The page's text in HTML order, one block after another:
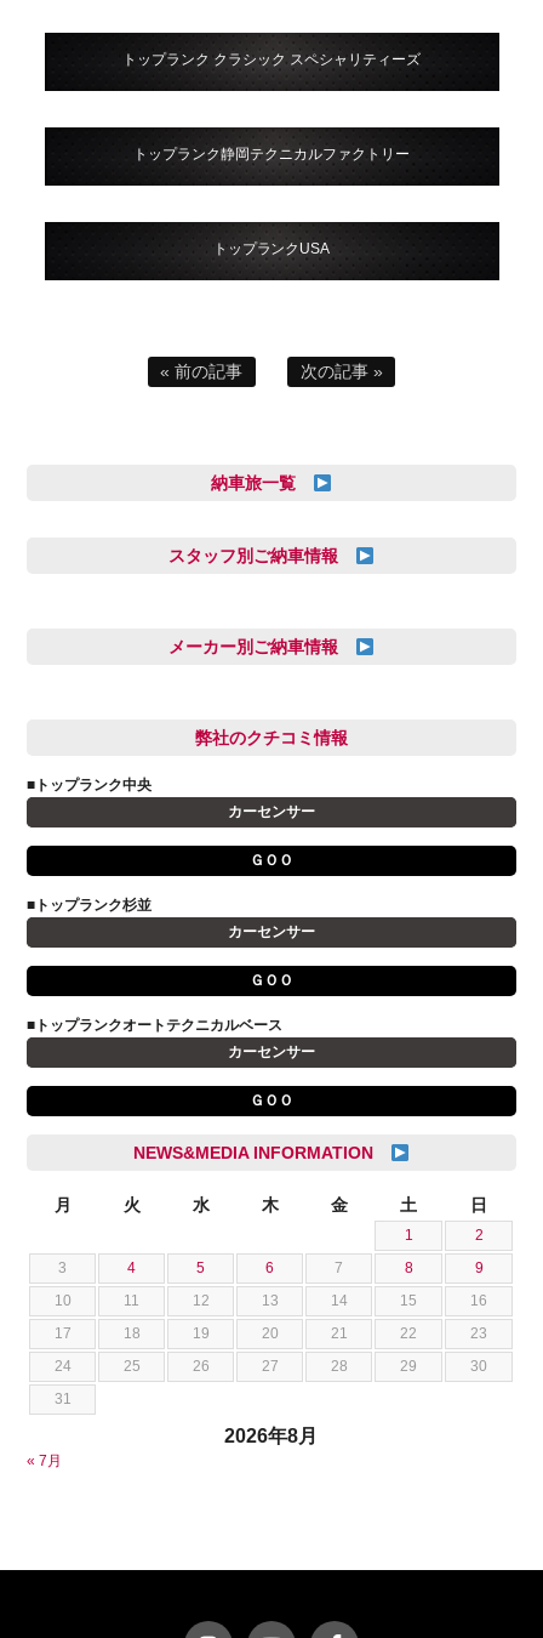
トップランク クラシック スペシャリティーズ
トップランク静岡テクニカルファクトリー
トップランクUSA
« 前の記事 次の記事 »
納車旅一覧
スタッフ別ご納車情報
多田 健人
小澤 孝久
小野 利公
山本 大輔
岩井 裕一
横井 直樹
石川 成一郎
荒居 力哉
荻野 雅史
菊池 大誠
藤本 京弥
西川 諒
メーカー別ご納車情報
FIAT
アストンマーティン
アルファロメオ
キャデラック
クライスラー
クライスラージープ
スズキ
ダッジ
テスラ
トヨタ
ニッサン
フェラーリ
フォルクスワーゲン
ポルシェ
弊社のクチコミ情報
■トップランク中央
カーセンサー
ＧＯＯ
■トップランク杉並
カーセンサー
ＧＯＯ
■トップランクオートテクニカルベース
カーセンサー
ＧＯＯ
NEWS&MEDIA INFORMATION
2026年8月
月 火 水 木 金 土 日
1
2
3
4 5 6 7 8
9
10
11 12 13 14 15
16
17
18 19 20 21 22
23
24
25 26 27 28 29
30
31
« 7月